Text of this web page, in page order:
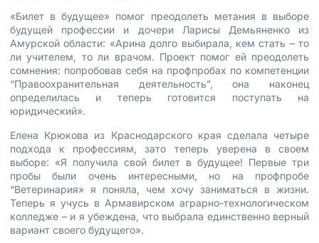
«Билет в будущее» помог преодолеть метания в выборе
будущей профессии и дочери Ларисы Демьяненко из
Амурской области: «Арина долго выбирала, кем стать – то
ли учителем, то ли врачом. Проект помог ей преодолеть
сомнения: попробовав себя на профпробах по компетенции
“Правоохранительная деятельность”, она наконец
определилась и теперь готовится поступать на
юридический».
Елена Крюкова из Краснодарского края сделала четыре
подхода к профессиям, зато теперь уверена в своем
выборе: «Я получила свой билет в будущее! Первые три
пробы были очень интересными, но на профпробе
“Ветеринария» я поняла, чем хочу заниматься в жизни.
Теперь я учусь в Армавирском аграрно-технологическом
колледже – и я убеждена, что выбрала единственно верный
вариант своего будущего».